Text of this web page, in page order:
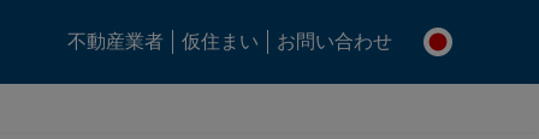
不動産業者 仮住まい お問い合わせ